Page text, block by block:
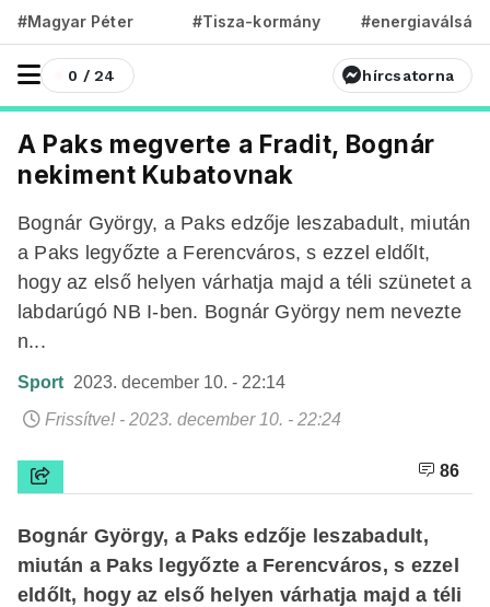
#Magyar Péter #Tisza-kormány #energiaválság
0 / 24 hírcsatorna
A Paks megverte a Fradit, Bognár
nekiment Kubatovnak
Bognár György, a Paks edzője leszabadult, miután
a Paks legyőzte a Ferencváros, s ezzel eldőlt,
hogy az első helyen várhatja majd a téli szünetet a
labdarúgó NB I-ben. Bognár György nem nevezte
n...
Sport 2023. december 10. - 22:14
Frissítve! - 2023. december 10. - 22:24
86
Bognár György, a Paks edzője leszabadult,
miután a Paks legyőzte a Ferencváros, s ezzel
eldőlt, hogy az első helyen várhatja majd a téli